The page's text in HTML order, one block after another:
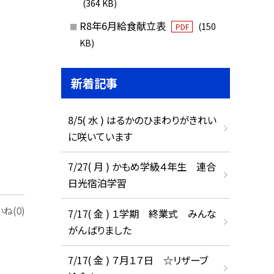
ね(0)
(364 KB)
R8年6月給食献立表 PDF
(150
KB)
新着記事
8/5( 水 ) はるかのひまわりがきれい
に咲いています
7/27( 月 ) かもめ学級４年生 連合
日光宿泊学習
7/17( 金 ) １学期 終業式 みんな
がんばりました
7/17( 金 ) ７月１７日 ☆リザーブ